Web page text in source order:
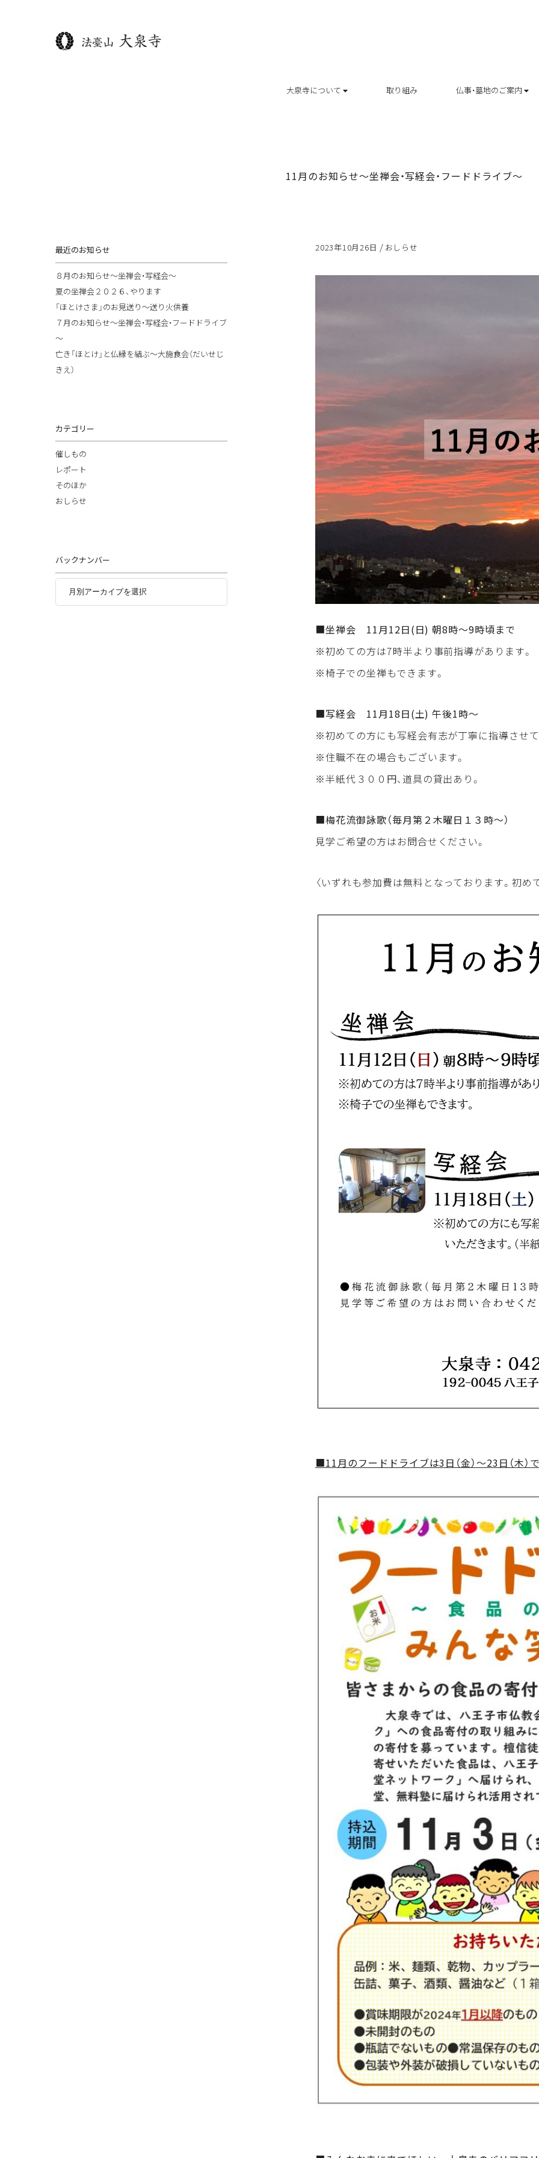
大泉寺について 取り組み 仏事・墓地のご案内
11月のお知らせ～坐禅会・写経会・フードドライブ～
2023年10月26日 / おしらせ
■坐禅会 11月12日(日) 朝8時～9時頃まで
※初めての方は7時半より事前指導があります。
※椅子での坐禅もできます。
■写経会 11月18日(土) 午後1時～
※初めての方にも写経会有志が丁寧に指導させ
※住職不在の場合もございます。
※半紙代３００円、道具の貸出あり。
■梅花流御詠歌（毎月第２木曜日１３時～）
見学ご希望の方はお問合せください。
〈いずれも参加費は無料となっております。初
■11月のフードドライブは3日（金）～23日（木）
最近のお知らせ
８月のお知らせ～坐禅会・写経会～
夏の坐禅会２０２６、やります
「ほとけさま」のお見送り～送り火供養
７月のお知らせ～坐禅会・写経会・フードドライブ
～
亡き「ほとけ」と仏縁を結ぶ～大施食会（だいせじ
きえ）
カテゴリー
催しもの
レポート
そのほか
おしらせ
バックナンバー